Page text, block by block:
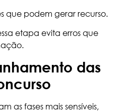
que podem gerar recurso.
etapa evita erros que
das
as fases mais sensíveis,